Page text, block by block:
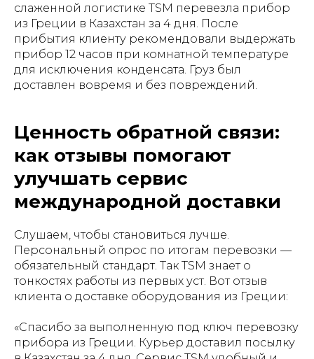
слаженной логистике TSM перевезла прибор
из Греции в Казахстан за 4 дня. После
прибытия клиенту рекомендовали выдержать
прибор 12 часов при комнатной температуре
для исключения конденсата. Груз был
доставлен вовремя и без повреждений.
Ценность обратной связи:
как отзывы помогают
улучшать сервис
международной доставки
Слушаем, чтобы становиться лучше.
Персональный опрос по итогам перевозки —
обязательный стандарт. Так TSM знает о
тонкостях работы из первых уст. Вот отзыв
клиента о доставке оборудования из Греции:
«Спасибо за выполненную под ключ перевозку
прибора из Греции. Курьер доставил посылку